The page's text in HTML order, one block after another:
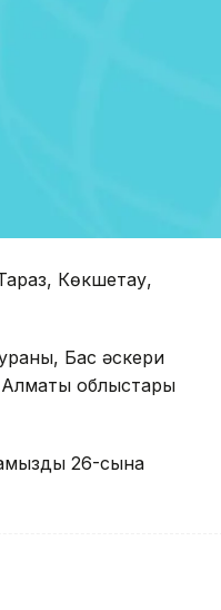
Көкшетау,
Бас әскери
облыстары
26-сына